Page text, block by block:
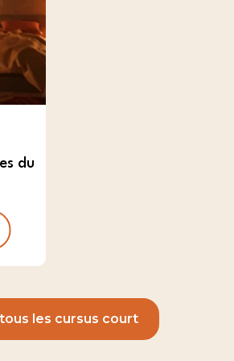
du
les cursus court